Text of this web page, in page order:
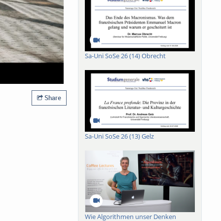
Share
Sa-Uni SoSe 26 (14) Obrecht
Sa-Uni SoSe 26 (13) Gelz
Wie Algorithmen unser Denken